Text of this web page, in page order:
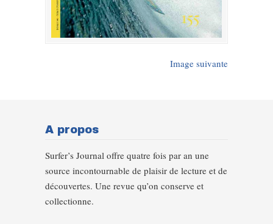
Image suivante
A propos
Surfer’s Journal offre quatre fois par an une
source incontournable de plaisir de lecture et de
découvertes. Une revue qu’on conserve et
collectionne.